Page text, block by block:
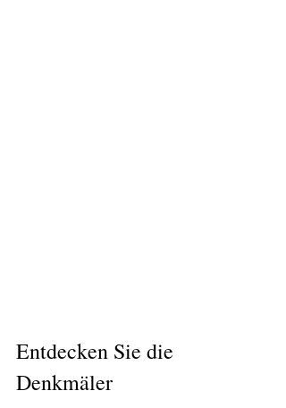
Entdecken Sie die
Denkmäler